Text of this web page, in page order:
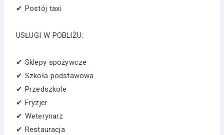
✔ Postój taxi
USŁUGI W POBLIŻU:
✔ Sklepy spożywcze
✔ Szkoła podstawowa
✔ Przedszkole
✔ Fryzjer
✔ Weterynarz
✔ Restauracja